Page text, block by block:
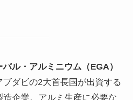
ル・アルミニウム（EGA）
ダビの2大首長国が出資する
造企業。アルミ生産に必要な